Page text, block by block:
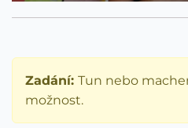
Zadání: Tun nebo
možnost.